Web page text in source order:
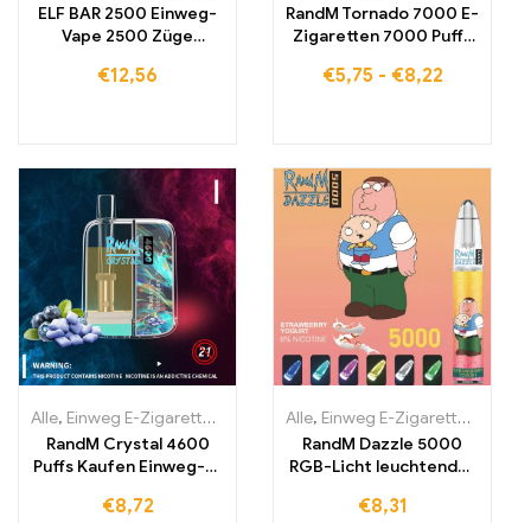
ELF BAR 2500 Einweg-
Vape 2500 Züge
€12,56
RandM Tornado 7000 E-
Zigaretten 7000 Puffs
€5,75 - €8,22
Alle, Einweg E-Zigaretten Einweg-E-Zigaretten Irland,Einweg-E-
RandM Crystal 4600
Puffs Kaufen Einweg-E-
€8,72
Alle, Einweg E-Zigaretten
RandM Dazzle 5000
RGB-Licht leuchtender
5000 Züge
€8,31